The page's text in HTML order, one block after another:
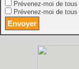
Prévenez-moi de
Prévenez-moi de